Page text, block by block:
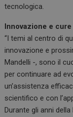
tecnologica.
Innovazione e
“I temi al centro di
innovazione e
Mandelli -, sono il
per continuare ad
un’assistenza
scientifico e con
Durante gli anni